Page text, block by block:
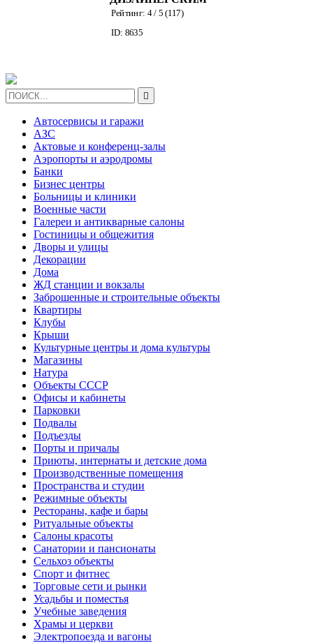
ID: 414

Автосервисы и гаражи
АЗС
Актовые и конференц-залы
Аэропорты и аэродромы
Банки
Бизнес центры
Больницы и клиники
Военные части
Галереи и антикварные салоны
Гостиницы и общежития
Дворы и улицы
Декорации
Дома
ЖД станции и вокзалы
Заброшенные и строительные объекты
Квартиры
Клубы
Крыши
Культурные центры и дома культуры
Магазины
Натура
Объекты СССР
Офисы и кабинеты
Парковки
Подвалы
Подъезды
Порты и причалы
Приюты, интернаты и детские дома
Производственные помещения
Пространства и студии
Режимные объекты
Рестораны, кафе и бары
Ритуальные объекты
Салоны красоты
Санатории и пансионаты
Сельхоз объекты
Спорт и фитнес
Торговые сети и рынки
Усадьбы и поместья
Учебные заведения
Храмы и церкви
Электропоезда и вагоны